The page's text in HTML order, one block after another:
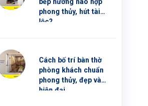
phong thủy, hút tài
lộc?
Cách bố trí bàn thờ
phòng khách chuẩn
phong thủy, đẹp và
hiện đại